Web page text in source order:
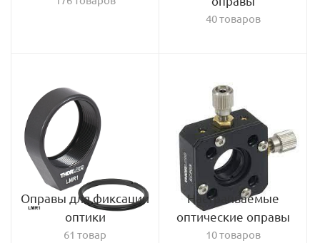
40 товаров
Оправы для фиксации
оптики
61 товар
Настраиваемые
оптические оправы
10 товаров